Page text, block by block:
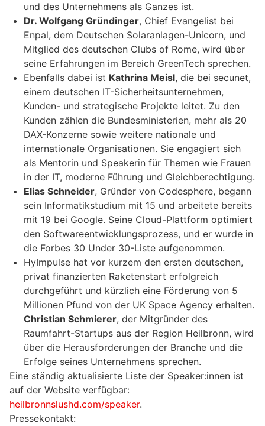
und des Unternehmens als Ganzes ist.
Dr. Wolfgang Gründinger, Chief Evangelist bei
Enpal, dem Deutschen Solaranlagen-Unicorn, und
Mitglied des deutschen Clubs of Rome, wird über
seine Erfahrungen im Bereich GreenTech sprechen.
Ebenfalls dabei ist Kathrina Meisl, die bei secunet,
einem deutschen IT-Sicherheitsunternehmen,
Kunden- und strategische Projekte leitet. Zu den
Kunden zählen die Bundesministerien, mehr als 20
DAX-Konzerne sowie weitere nationale und
internationale Organisationen. Sie engagiert sich
als Mentorin und Speakerin für Themen wie Frauen
in der IT, moderne Führung und Gleichberechtigung.
Elias Schneider, Gründer von Codesphere, begann
sein Informatikstudium mit 15 und arbeitete bereits
mit 19 bei Google. Seine Cloud-Plattform optimiert
den Softwareentwicklungsprozess, und er wurde in
die Forbes 30 Under 30-Liste aufgenommen.
HyImpulse hat vor kurzem den ersten deutschen,
privat finanzierten Raketenstart erfolgreich
durchgeführt und kürzlich eine Förderung von 5
Millionen Pfund von der UK Space Agency erhalten.
Christian Schmierer, der Mitgründer des
Raumfahrt-Startups aus der Region Heilbronn, wird
über die Herausforderungen der Branche und die
Erfolge seines Unternehmens sprechen.
Eine ständig aktualisierte Liste der Speaker:innen ist
auf der Website verfügbar:
heilbronnslushd.com/speaker.
Pressekontakt: